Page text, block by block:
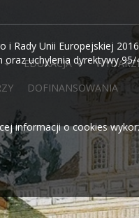
EDUKACJA
DOFINANSOWANIA
Rady Unii Europejskiej
uchylenia dyrektywy
informacji o cookies